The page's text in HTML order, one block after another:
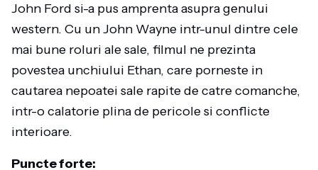
John Ford si-a pus amprenta asupra genului
western. Cu un John Wayne intr-unul dintre cele
mai bune roluri ale sale, filmul ne prezinta
povestea unchiului Ethan, care porneste in
cautarea nepoatei sale rapite de catre comanche,
intr-o calatorie plina de pericole si conflicte
interioare.
Puncte forte: